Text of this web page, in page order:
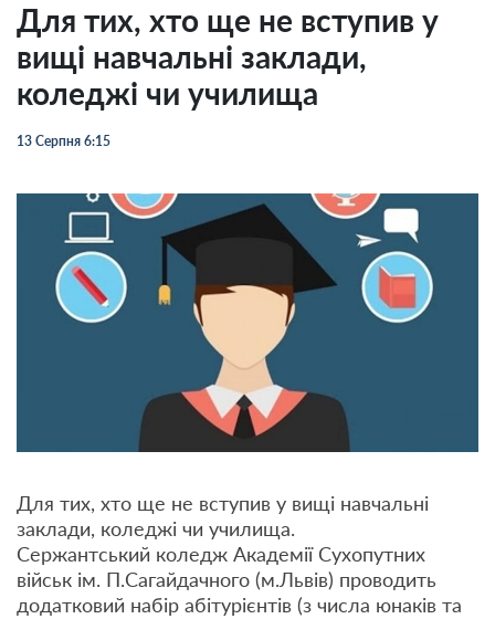
Для тих, хто ще не вступив у
вищі навчальні заклади,
коледжі чи училища
13 Серпня 6:15
Для тих, хто ще не вступив у вищі навчальні
заклади, коледжі чи училища.
Сержантський коледж Академії Сухопутних
військ ім. П.Сагайдачного (м.Львів) проводить
додатковий набір абітурієнтів (з числа юнаків та